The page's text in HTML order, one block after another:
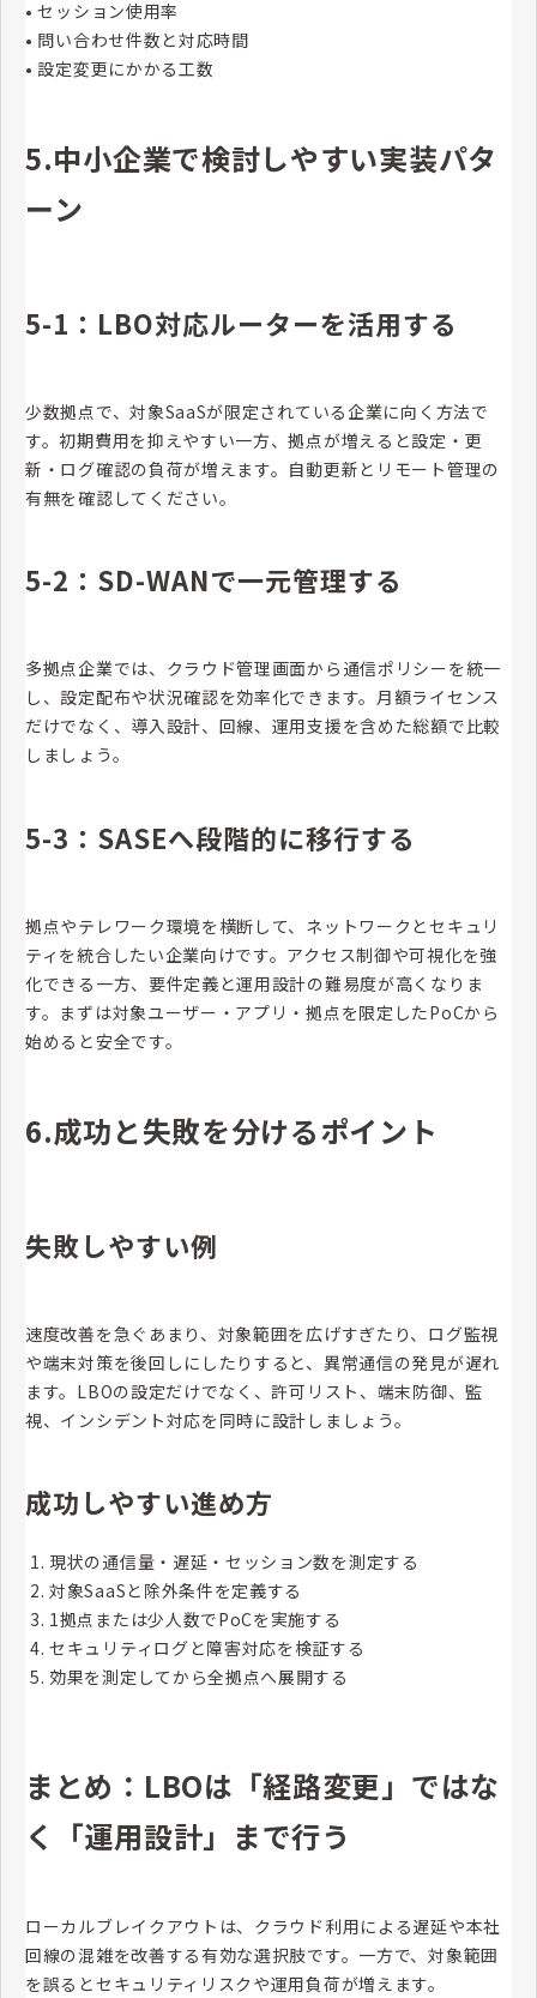
• セッション使用率
• 問い合わせ件数と対応時間
• 設定変更にかかる工数
5.中小企業で検討しやすい実装パタ
ーン
5-1：LBO対応ルーターを活用する
少数拠点で、対象SaaSが限定されている企業に向く方法で
す。初期費用を抑えやすい一方、拠点が増えると設定・更
新・ログ確認の負荷が増えます。自動更新とリモート管理の
有無を確認してください。
5-2：SD-WANで一元管理する
多拠点企業では、クラウド管理画面から通信ポリシーを統一
し、設定配布や状況確認を効率化できます。月額ライセンス
だけでなく、導入設計、回線、運用支援を含めた総額で比較
しましょう。
5-3：SASEへ段階的に移行する
拠点やテレワーク環境を横断して、ネットワークとセキュリ
ティを統合したい企業向けです。アクセス制御や可視化を強
化できる一方、要件定義と運用設計の難易度が高くなりま
す。まずは対象ユーザー・アプリ・拠点を限定したPoCから
始めると安全です。
6.成功と失敗を分けるポイント
失敗しやすい例
速度改善を急ぐあまり、対象範囲を広げすぎたり、ログ監視
や端末対策を後回しにしたりすると、異常通信の発見が遅れ
ます。LBOの設定だけでなく、許可リスト、端末防御、監
視、インシデント対応を同時に設計しましょう。
成功しやすい進め方
現状の通信量・遅延・セッション数を測定する
対象SaaSと除外条件を定義する
1拠点または少人数でPoCを実施する
セキュリティログと障害対応を検証する
効果を測定してから全拠点へ展開する
まとめ：LBOは「経路変更」ではな
く「運用設計」まで行う
ローカルブレイクアウトは、クラウド利用による遅延や本社
回線の混雑を改善する有効な選択肢です。一方で、対象範囲
を誤るとセキュリティリスクや運用負荷が増えます。